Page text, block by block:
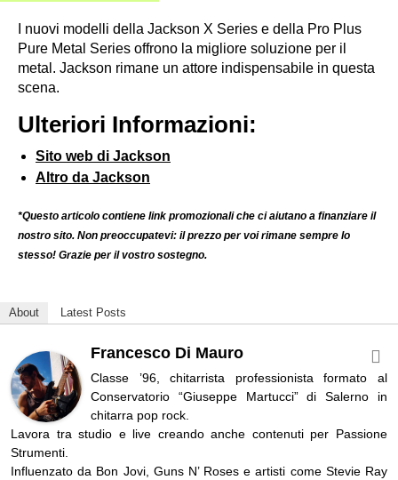
I nuovi modelli della Jackson X Series e della Pro Plus
Pure Metal Series offrono la migliore soluzione per il
metal. Jackson rimane un attore indispensabile in questa
scena.
Ulteriori Informazioni:
Sito web di Jackson
Altro da Jackson
*Questo articolo contiene link promozionali che ci aiutano a finanziare il
nostro sito. Non preoccupatevi: il prezzo per voi rimane sempre lo
stesso! Grazie per il vostro sostegno.
About Latest Posts
Francesco Di Mauro
Classe ’96, chitarrista professionista formato al
Conservatorio “Giuseppe Martucci” di Salerno in
chitarra pop rock.
Lavora tra studio e live creando anche contenuti per Passione
Strumenti.
Influenzato da Bon Jovi, Guns N’ Roses e artisti come Stevie Ray